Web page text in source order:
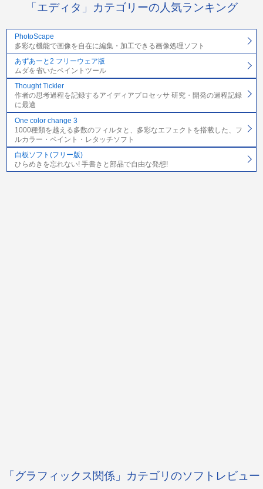
「エディタ」カテゴリーの人気ランキング
PhotoScape
多彩な機能で画像を自在に編集・加工できる画像処理ソフト
あずあーと2 フリーウェア版
ムダを省いたペイントツール
Thought Tickler
作者の思考過程を記録するアイディアプロセッサ 研究・開発の過程記録
に最適
One color change 3
1000種類を越える多数のフィルタと、多彩なエフェクトを搭載した、フ
ルカラー・ペイント・レタッチソフト
白板ソフト(フリー版)
ひらめきを忘れない! 手書きと部品で自由な発想!
「グラフィックス関係」カテゴリのソフトレビュー